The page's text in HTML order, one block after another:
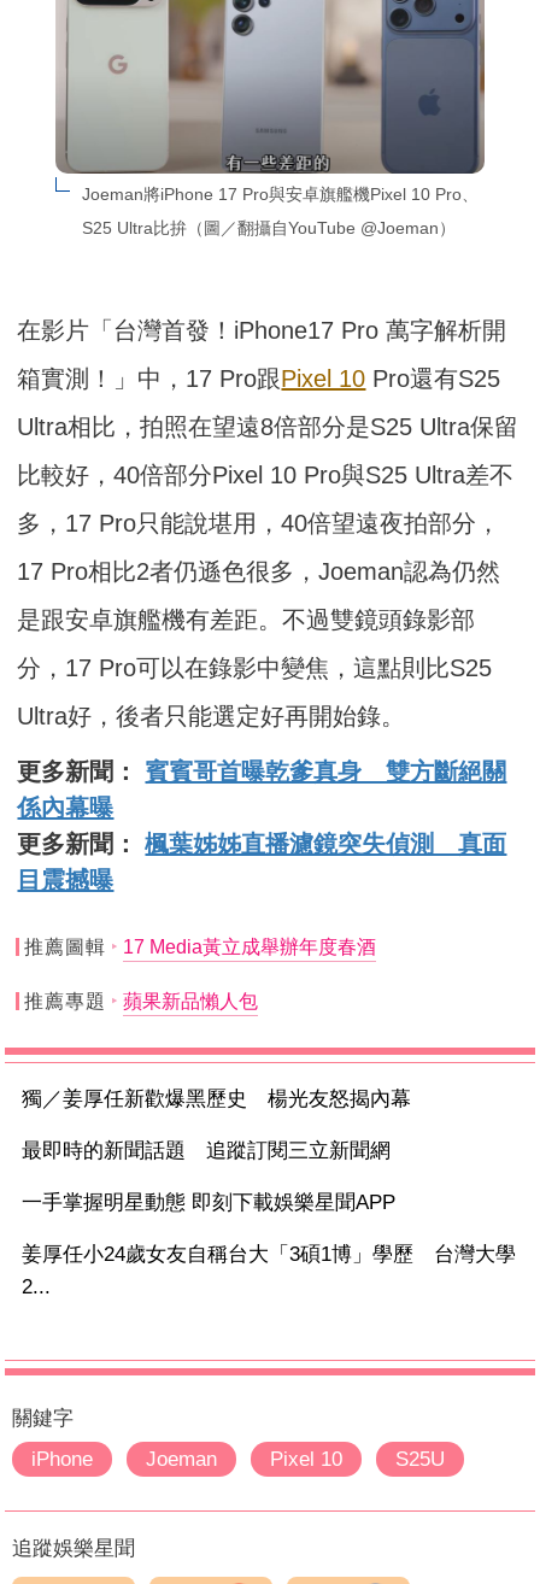
Joeman將iPhone 17 Pro與安卓旗艦機Pixel 10 Pro、
S25 Ultra比拚（圖／翻攝自YouTube @Joeman）
在影片「台灣首發！iPhone17 Pro 萬字解析開
箱實測！」中，17 Pro跟Pixel 10 Pro還有S25
Ultra相比，拍照在望遠8倍部分是S25 Ultra保留
比較好，40倍部分Pixel 10 Pro與S25 Ultra差不
多，17 Pro只能說堪用，40倍望遠夜拍部分，
17 Pro相比2者仍遜色很多，Joeman認為仍然
是跟安卓旗艦機有差距。不過雙鏡頭錄影部
分，17 Pro可以在錄影中變焦，這點則比S25
Ultra好，後者只能選定好再開始錄。
更多新聞： 賓賓哥首曝乾爹真身 雙方斷絕關
係內幕曝
更多新聞：楓葉姊姊直播濾鏡突失偵測 真面
目震撼曝
推薦圖輯 17 Media黃立成舉辦年度春酒
推薦專題 蘋果新品懶人包
獨／姜厚任新歡爆黑歷史 楊光友怒揭內幕
最即時的新聞話題 追蹤訂閱三立新聞網
一手掌握明星動態 即刻下載娛樂星聞APP
姜厚任小24歲女友自稱台大「3碩1博」學歷 台灣大學
2...
關鍵字
iPhone
Joeman Pixel 10 S25U
追蹤娛樂星聞